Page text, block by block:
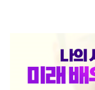
오늘의 운세